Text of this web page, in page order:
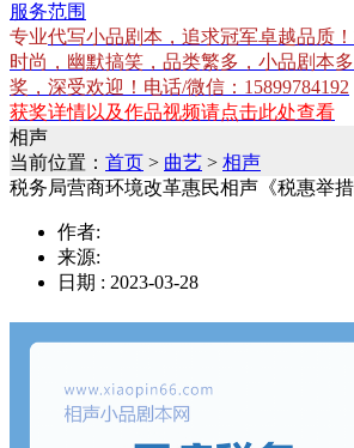
服务范围
专业代写小品剧本，追求冠军卓越品质
时尚，幽默搞笑，品类繁多，小品剧本
奖，深受欢迎！电话/微信：15899784192
获奖详情以及作品视频请点击此处查看
相声
当前位置： 首页 > 曲艺 > 相声
税务局营商环境改革惠民相声《税惠举
作者:
来源:
日期 : 2023-03-28